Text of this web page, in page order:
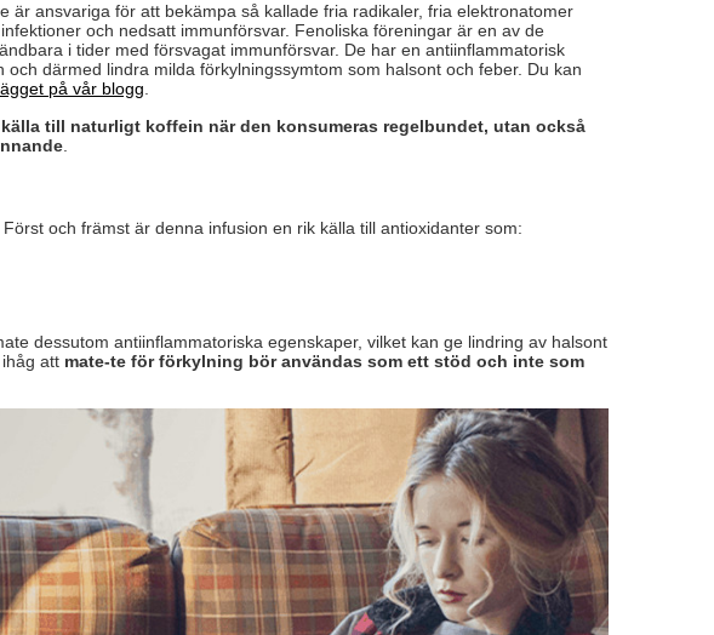
är ansvariga för att bekämpa så kallade fria radikaler, fria elektronatomer
och nedsatt immunförsvar. Fenoliska föreningar är en av de
i tider med försvagat immunförsvar. De har en antiinflammatorisk
därmed lindra milda förkylningssymtom som halsont och feber. Du kan
på vår blogg
till naturligt koffein när den konsumeras regelbundet, utan också
och främst är denna infusion en rik källa till antioxidanter som:
dessutom antiinflammatoriska egenskaper, vilket kan ge lindring av halsont
att mate-te för förkylning bör användas som ett stöd och inte som